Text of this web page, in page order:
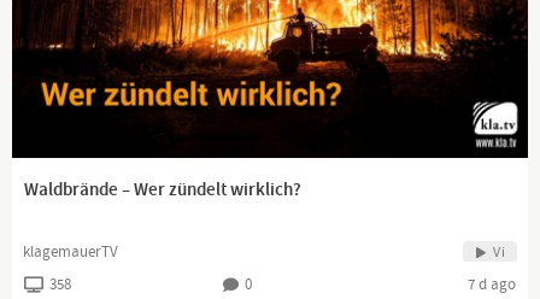
www.kla.tv/news
Waldbrände – Wer zündelt wirklich?
klagemauerTV Vi
358 0 7 d ago